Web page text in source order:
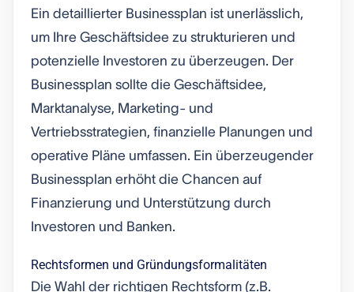
Ein detaillierter Businessplan ist unerlässlich,
um Ihre Geschäftsidee zu strukturieren und
potenzielle Investoren zu überzeugen. Der
Businessplan sollte die Geschäftsidee,
Marktanalyse, Marketing- und
Vertriebsstrategien, finanzielle Planungen und
operative Pläne umfassen. Ein überzeugender
Businessplan erhöht die Chancen auf
Finanzierung und Unterstützung durch
Investoren und Banken.
Rechtsformen und Gründungsformalitäten
Die Wahl der richtigen Rechtsform (z.B.